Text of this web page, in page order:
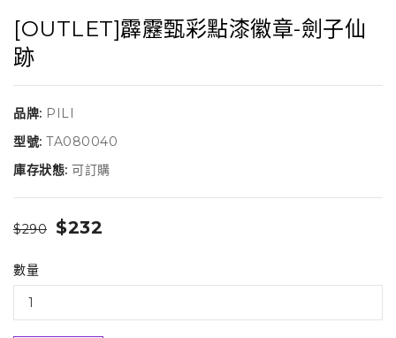
[OUTLET]霹靂甄彩點漆徽章-劍子仙
跡
品牌: PILI
型號: TA080040
庫存狀態: 可訂購
$290 $232
數量